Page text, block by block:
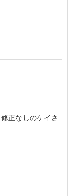
正なしのケイさ